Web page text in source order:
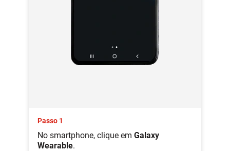
Passo 1
No smartphone, clique em Galaxy
Wearable.